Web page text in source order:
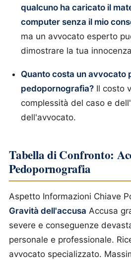
qualcuno ha caricato il
computer senza il mio
ma un avvocato esperto
dimostrare la tua
Quanto costa un avvocato
pedopornografia? Il costo
complessità del caso e
dell'avvocato.
Tabella di Confronto:
Pedopornografia
Aspetto Informazioni Chiave
Gravità dell'accusa Accusa
severe e conseguenze
personale e professionale.
avvocato specializzato.